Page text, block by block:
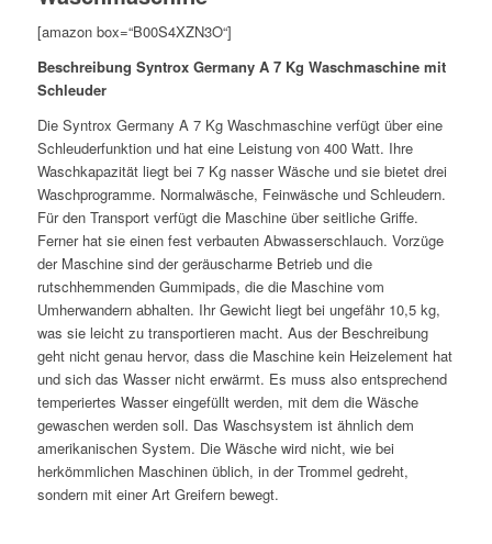
[amazon box=“B00S4XZN3O“]
Beschreibung Syntrox Germany A 7 Kg Waschmaschine mit
Schleuder
Die Syntrox Germany A 7 Kg Waschmaschine verfügt über eine
Schleuderfunktion und hat eine Leistung von 400 Watt. Ihre
Waschkapazität liegt bei 7 Kg nasser Wäsche und sie bietet drei
Waschprogramme. Normalwäsche, Feinwäsche und Schleudern.
Für den Transport verfügt die Maschine über seitliche Griffe.
Ferner hat sie einen fest verbauten Abwasserschlauch. Vorzüge
der Maschine sind der geräuscharme Betrieb und die
rutschhemmenden Gummipads, die die Maschine vom
Umherwandern abhalten. Ihr Gewicht liegt bei ungefähr 10,5 kg,
was sie leicht zu transportieren macht. Aus der Beschreibung
geht nicht genau hervor, dass die Maschine kein Heizelement hat
und sich das Wasser nicht erwärmt. Es muss also entsprechend
temperiertes Wasser eingefüllt werden, mit dem die Wäsche
gewaschen werden soll. Das Waschsystem ist ähnlich dem
amerikanischen System. Die Wäsche wird nicht, wie bei
herkömmlichen Maschinen üblich, in der Trommel gedreht,
sondern mit einer Art Greifern bewegt.